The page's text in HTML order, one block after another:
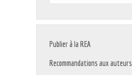
Publier à la REA
Recommandations aux auteurs